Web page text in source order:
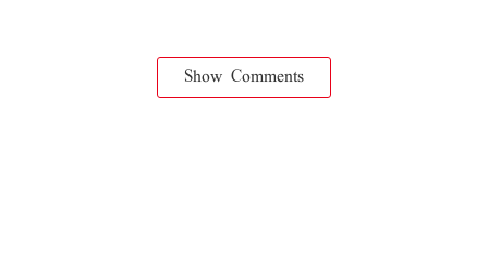
Show Comments